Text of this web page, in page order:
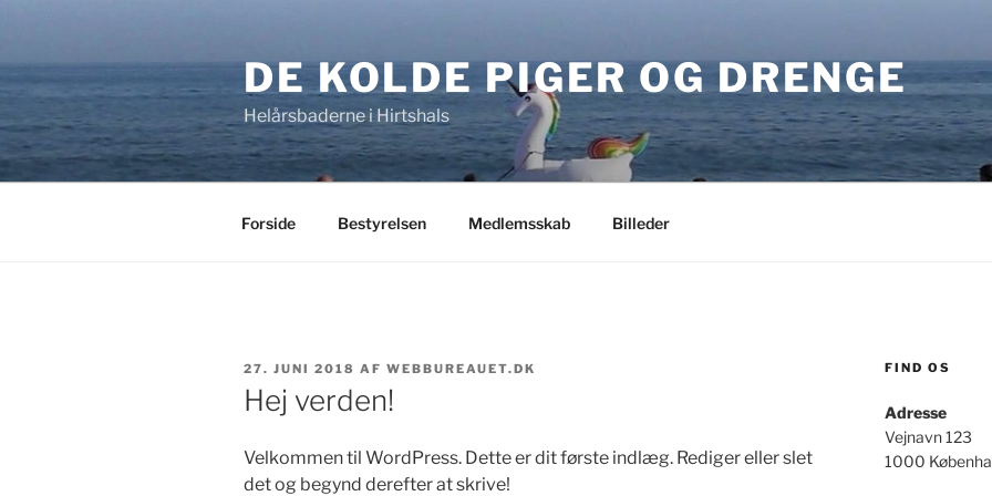
indhold
DE KOLDE PIGER OG DRENGE
Helårsbaderne i Hirtshals
Forside Bestyrelsen Medlemsskab Billeder
UDGIVET
DEN
27. JUNI 2018 AF WEBBUREAUET.DK
Hej verden!
Velkommen til WordPress. Dette er dit første indlæg. Rediger eller slet
det og begynd derefter at skrive!
FIND OS
Adresse
Vejnavn 123
1000